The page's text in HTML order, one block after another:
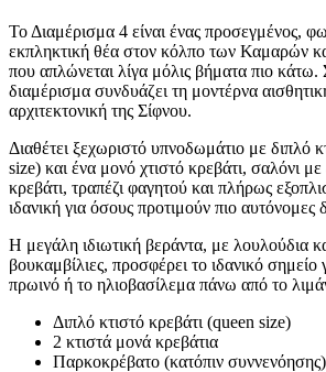
Το Διαμέρισμα 4 είναι ένας προσεγμένος,
εκπληκτική θέα στον κόλπο των Καμαρών
που απλώνεται λίγα μόλις βήματα πιο κάτω.
διαμέρισμα συνδυάζει τη μοντέρνα
αρχιτεκτονική της Σίφνου.
Διαθέτει ξεχωριστό υπνοδωμάτιο με διπλό
size) και ένα μονό χτιστό κρεβάτι, σαλόνι
κρεβάτι, τραπέζι φαγητού και πλήρως
ιδανική για όσους προτιμούν πιο αυτόνομες
Η μεγάλη ιδιωτική βεράντα, με λουλούδια
βουκαμβίλιες, προσφέρει το ιδανικό
πρωινό ή το ηλιοβασίλεμα πάνω από το
Διπλό κτιστό κρεβάτι (queen size)
2 κτιστά μονά κρεβάτια
Παρκοκρέβατο (κατόπιν συννενόησης)